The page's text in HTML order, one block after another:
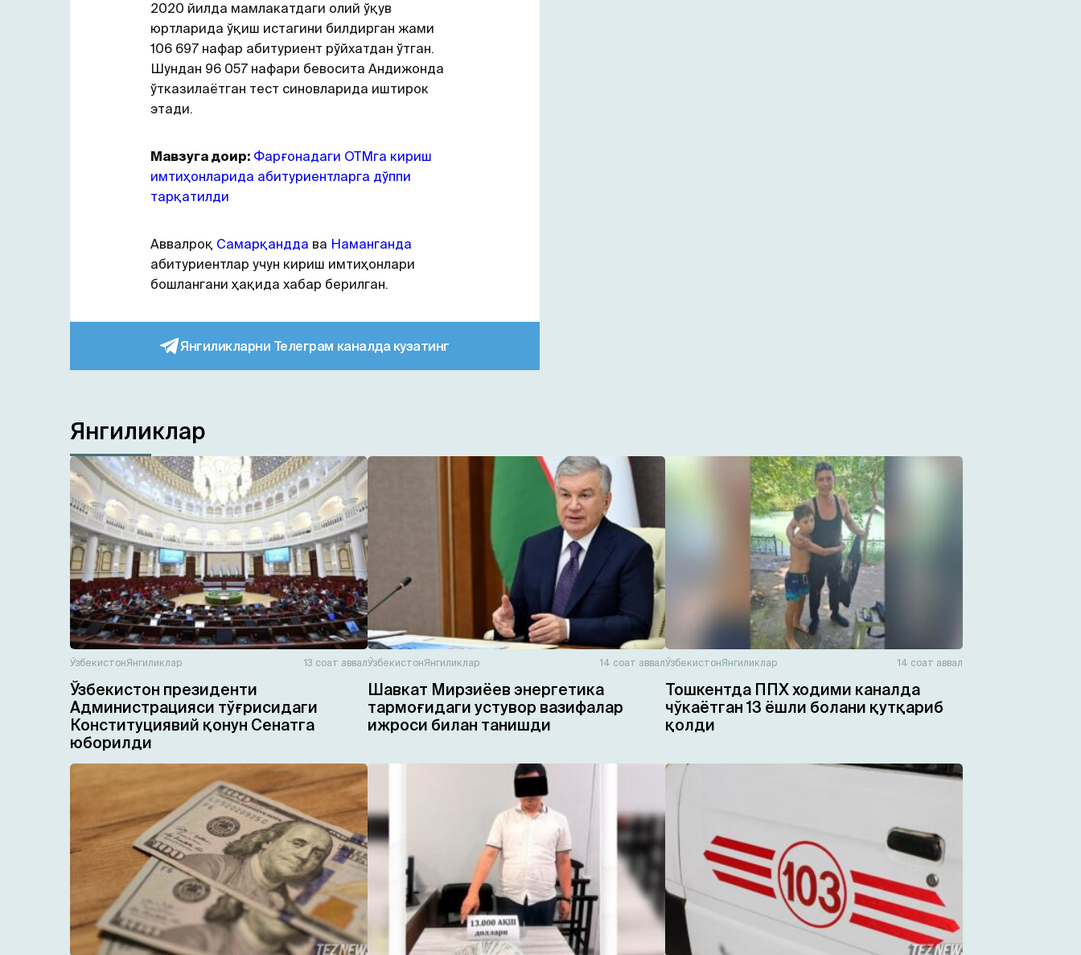
2020 йилда мамлакатдаги олий ўқув
юртларида ўқиш истагини билдирган жами
106 697 нафар абитуриент рўйхатдан ўтган.
Шундан 96 057 нафари бевосита Андижонда
ўтказилаётган тест синовларида иштирок
этади.
Мавзуга доир: Фарғонадаги ОТМга кириш
имтиҳонларида абитуриентларга дўппи
тарқатилди
Аввалроқ Самарқандда ва Наманганда
абитуриентлар учун кириш имтиҳонлари
бошлангани ҳақида хабар берилган.
Янгиликларни Телеграм каналда кузатинг
Янгиликлар
ЎзбекистонЯнгиликлар 13 соат аввал
Ўзбекистон президенти
Администрацияси тўғрисидаги
Конституциявий қонун Сенатга
юборилди
ЎзбекистонЯнгиликлар 14 соат аввал
Шавкат Мирзиёев энергетика
тармоғидаги устувор вазифалар
ижроси билан танишди
ЎзбекистонЯнгиликлар 14 соат аввал
Тошкентда ППХ ходими каналда
чўкаётган 13 ёшли болани қутқариб
қолди